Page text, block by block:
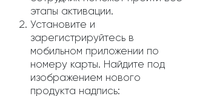
этапы активации.
Установите и
зарегистрируйтесь в
мобильном приложении по
номеру карты. Найдите под
изображением нового
продукта надпись: